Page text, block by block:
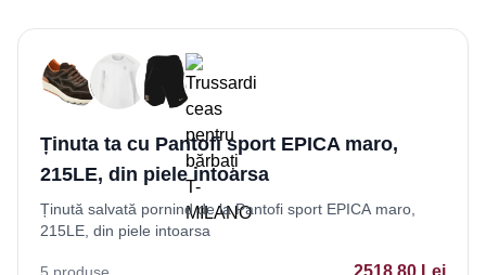
Ținuta ta cu Pantofi sport EPICA maro,
215LE, din piele intoarsa
Ținută salvată pornind de la Pantofi sport EPICA maro,
215LE, din piele intoarsa
2518.80 Lei